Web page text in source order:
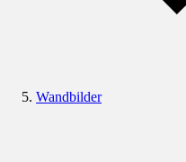
Wandbilder